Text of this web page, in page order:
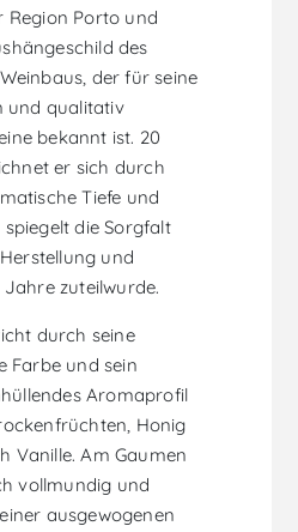
Region Porto und
des
der für seine
und qualitativ
bekannt ist. 20
er sich durch
Tiefe und
die Sorgfalt
und
zuteilwurde.
durch seine
Farbe und sein
Aromaprofil
Honig
Vanille. Am Gaumen
vollmundig und
ausgewogenen